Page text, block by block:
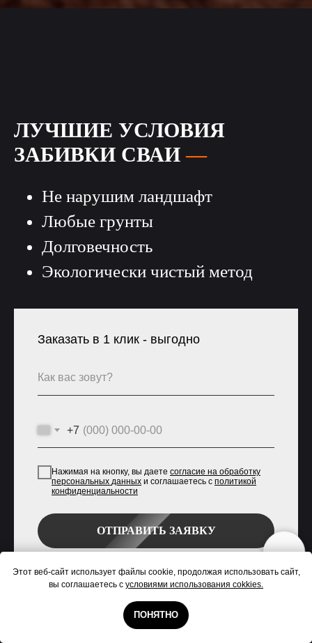
ЛУЧШИЕ УСЛОВИЯ
ЗАБИВКИ СВАИ—
Не нарушим ландшафт
Любые грунты
Долговечность
Экологически чистый метод
Заказать в 1 клик - выгодно
+7
Нажимая на кнопку, вы даете согласие на обработку
персональных данных и соглашаетесь с политикой
конфиденциальности
ОТПРАВИТЬ ЗАЯВКУ
Этот веб-сайт использует файлы cookie, продолжая использовать сайт,
вы соглашаетесь с условиями использования cokkies.
ПОНЯТНО